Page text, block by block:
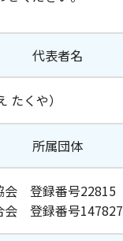
代表者名
たくや）
所属団体
会 登録番号22815
会 登録番号147827